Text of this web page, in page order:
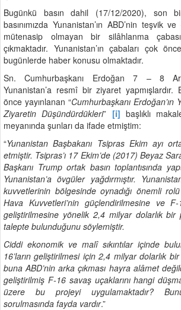
Bugünkü basın dahil (17/12/2020), son
basınımızda Yunanistan’ın ABD’nin teşvik
mütenasip olmayan bir silâhlanma
çıkmaktadır. Yunanistan’ın çabaları çok
bugünlerde haber konusu olmaktadır.
Sn. Cumhurbaşkanı Erdoğan 7 – 8
Yunanistan’a resmî bir ziyaret
önce yayınlanan “Cumhurbaşkanı Erdoğan’ın
Ziyaretin Düşündürdükleri” [i] başlıklı
meyanında şunları da ifade etmiştim:
“Yunanistan Başbakanı Tsipras Ekim ayı
etmiştir. Tsipras’ı 17 Ekim’de (2017) Beyaz
Başkanı Trump ortak basın toplantısında
Yunanistan’a övgüler yağdırmıştır.
kuvvetlerinin bölgesinde oynadığı önemli
Hava Kuvvetleri’nin güçlendirilmesine ve F-
geliştirilmesine yönelik 2,4 milyar dolarlık bir
talepte bulunduğunu söylemiştir.
Ciddi ekonomik ve malî sıkıntılar içinde
16’ların geliştirilmesi için 2,4 milyar dolarlık
buna ABD’nin arka çıkması hayra alâmet
geliştirilmiş F-16 savaş uçaklarını hangi
üzere bu projeyi uygulamaktadır?
sorulmasında fayda vardır.”